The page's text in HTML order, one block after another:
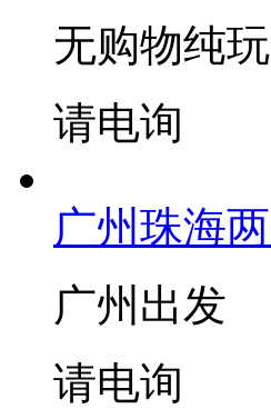
无购物纯玩
请电询
广州珠海
广州出发
请电询